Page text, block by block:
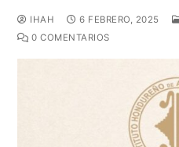
IHAH 6 FEBRERO, 2025
0 COMENTARIOS